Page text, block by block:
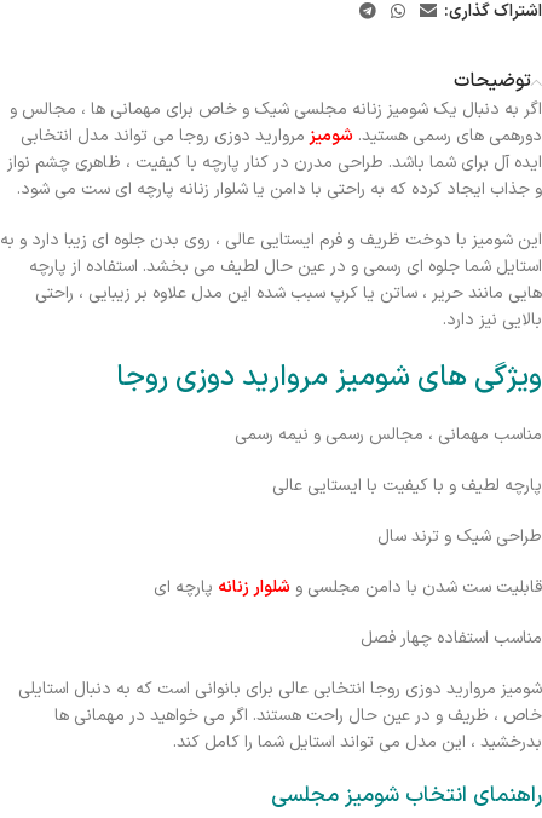
اشتراک گذاری:
توضیحات
اگر به دنبال یک شومیز زنانه مجلسی شیک و خاص برای مهمانی ها ، مجالس و
دورهمی های رسمی هستید. شوميز مرواريد دوزی روجا می تواند مدل انتخابی
ایده آل برای شما باشد. طراحی مدرن در کنار پارچه با کیفیت ، ظاهری چشم نواز
و جذاب ایجاد کرده که به راحتی با دامن یا شلوار زنانه پارچه ای ست می شود.
این شومیز با دوخت ظریف و فرم ایستایی عالی ، روی بدن جلوه ای زیبا دارد و به
استایل شما جلوه ای رسمی و در عین حال لطیف می بخشد. استفاده از پارچه
هایی مانند حریر ، ساتن یا کرپ سبب شده این مدل علاوه بر زیبایی ، راحتی
بالایی نیز دارد.
ویژگی های شوميز مرواريد دوزی روجا
مناسب مهمانی ، مجالس رسمی و نیمه رسمی
پارچه لطیف و با کیفیت با ایستایی عالی
طراحی شیک و ترند سال
قابلیت ست شدن با دامن مجلسی و شلوار زنانه پارچه ای
مناسب استفاده چهار فصل
شوميز مرواريد دوزی روجا انتخابی عالی برای بانوانی است که به دنبال استایلی
خاص ، ظریف و در عین حال راحت هستند. اگر می خواهید در مهمانی ها
بدرخشید ، این مدل می تواند استایل شما را کامل کند.
راهنمای انتخاب شومیز مجلسی